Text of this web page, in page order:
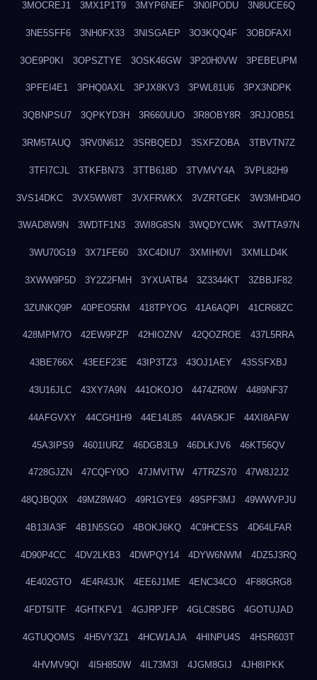
3MOCREJ1 3MX1P1T9 3MYP6NEF 3N0IPODU 3N8UCE6Q
3NE5SFF6 3NH0FX33 3NISGAEP 3O3KQQ4F 3OBDFAXI
3OE9P0KI 3OPSZTYE 3OSK46GW 3P20H0VW 3PEBEUPM
3PFEI4E1 3PHQ0AXL 3PJX8KV3 3PWL81U6 3PX3NDPK
3QBNPSU7 3QPKYD3H 3R660UUO 3R8OBY8R 3RJJOB51
3RM5TAUQ 3RV0N612 3SRBQEDJ 3SXFZOBA 3TBVTN7Z
3TFI7CJL 3TKFBN73 3TTB618D 3TVMVY4A 3VPL82H9
3VS14DKC 3VX5WW8T 3VXFRWKX 3VZRTGEK 3W3MHD4O
3WAD8W9N 3WDTF1N3 3WI8G8SN 3WQDYCWK 3WTTA97N
3WU70G19 3X71FE60 3XC4DIU7 3XMIH0VI 3XMLLD4K
3XWW9P5D 3Y2Z2FMH 3YXUATB4 3Z3344KT 3ZBBJF82
3ZUNKQ9P 40PEO5RM 418TPYOG 41A6AQPI 41CR68ZC
428MPM7O 42EW9PZP 42HIOZNV 42QOZROE 437L5RRA
43BE766X 43EEF23E 43IP3TZ3 43OJ1AEY 43SSFXBJ
43U16JLC 43XY7A9N 441OKOJO 4474ZR0W 4489NF37
44AFGVXY 44CGH1H9 44E14L85 44VA5KJF 44XI8AFW
45A3IPS9 4601IURZ 46DGB3L9 46DLKJV6 46KT56QV
4728GJZN 47CQFY0O 47JMVITW 47TRZS70 47W8J2J2
48QJBQ0X 49MZ8W4O 49R1GYE9 49SPF3MJ 49WWVPJU
4B13IA3F 4B1N5SGO 4BOKJ6KQ 4C9HCESS 4D64LFAR
4D90P4CC 4DV2LKB3 4DWPQY14 4DYW6NWM 4DZ5J3RQ
4E402GTO 4E4R43JK 4EE6J1ME 4ENC34CO 4F88GRG8
4FDT5ITF 4GHTKFV1 4GJRPJFP 4GLC8SBG 4GOTUJAD
4GTUQOMS 4H5VY3Z1 4HCW1AJA 4HINPU4S 4HSR603T
4HVMV9QI 4I5H850W 4IL73M3I 4JGM8GIJ 4JH8IPKK